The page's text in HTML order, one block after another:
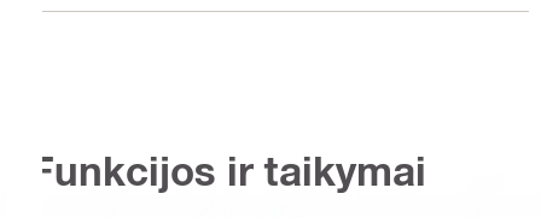
Funkcijos ir taikymai